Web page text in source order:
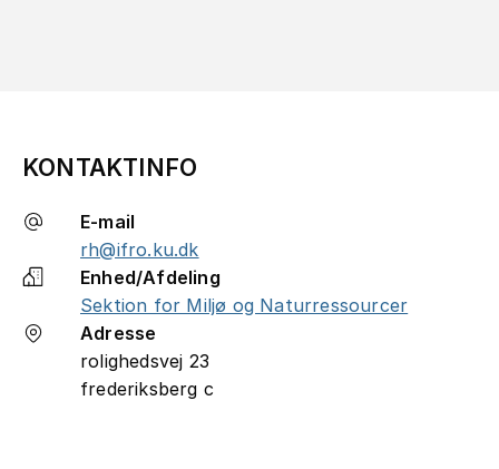
KONTAKTINFO
E-mail
rh@ifro.ku.dk
Enhed/Afdeling
Sektion for Miljø og Naturressourcer
Adresse
rolighedsvej 23
frederiksberg c